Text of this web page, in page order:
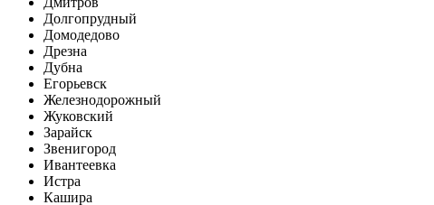
Долгопрудный
Домодедово
Дрезна
Дубна
Егорьевск
Железнодорожный
Жуковский
Зарайск
Звенигород
Ивантеевка
Истра
Кашира